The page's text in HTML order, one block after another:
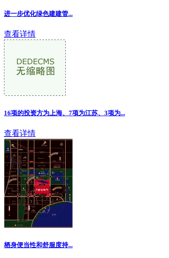
进一步优化绿色建建管...
查看详情
16项的投资方为上海、7项为江苏、3项为...
查看详情
栖身便当性和舒服度持...